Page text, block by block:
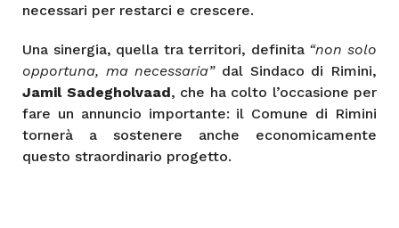
necessari per restarci e crescere.
Una sinergia, quella tra territori, definita “non solo
opportuna, ma necessaria”dal Sindaco di Rimini,
Jamil Sadegholvaad, che ha colto l’occasione per
fare un annuncio importante: il Comune di Rimini
tornerà a sostenere anche economicamente
questo straordinario progetto.